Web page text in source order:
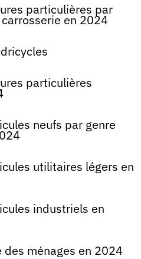
particulières par
en 2024
particulières
neufs par genre
utilitaires légers en
industriels en
ménages en 2024